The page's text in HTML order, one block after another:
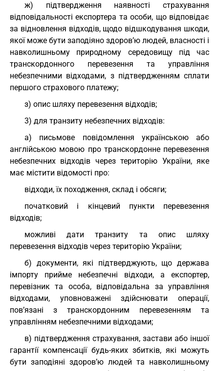
ж) підтвердження наявності страхування
відповідальності експортера та особи, що відповідає
за відновлення відходів, щодо відшкодування шкоди,
якої може бути заподіяно здоров’ю людей, власності і
навколишньому природному середовищу під час
транскордонного перевезення та управління
небезпечними відходами, з підтвердженням сплати
першого страхового платежу;
з) опис шляху перевезення відходів;
3) для транзиту небезпечних відходів:
а) письмове повідомлення українською або
англійською мовою про транскордонне перевезення
небезпечних відходів через територію України, яке
має містити відомості про:
відходи, їх походження, склад і обсяги;
початковий і кінцевий пункти перевезення
відходів;
можливі дати транзиту та опис шляху
перевезення відходів через територію України;
б) документи, які підтверджують, що держава
імпорту прийме небезпечні відходи, а експортер,
перевізник та особа, відповідальна за управління
відходами, уповноважені здійснювати операції,
пов’язані з транскордонним перевезенням та
управлінням небезпечними відходами;
в) підтвердження страхування, застави або іншої
гарантії компенсації будь-яких збитків, які можуть
бути заподіяні здоров’ю людей та навколишньому